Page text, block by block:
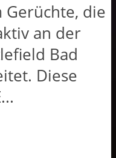
Gerüchte, die
an der
Bad
Diese